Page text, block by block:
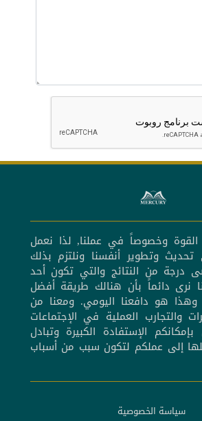
وخصوصاً في عملنا, لذا نعمل
وتطوير أنفسنا ونلتزم بذلك
درجة من النتائج والتي تكون أحد
نرى دائماً بأن هنالك طريقة أفضل
هو دافعنا اليومي. ومعنا من
والتجارب العملية في الإجتماعات
الإستفادة الكبيرة وتبادل
إلى عملكم لتكون سبب من أسباب
سياسة الخصوصية